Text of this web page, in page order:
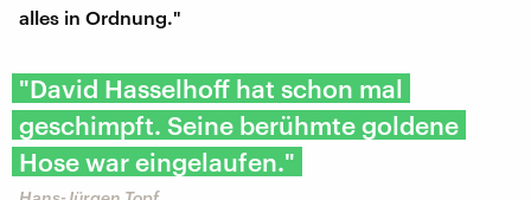
alles in Ordnung."
"David Hasselhoff hat schon mal
geschimpft. Seine berühmte goldene
Hose war eingelaufen."